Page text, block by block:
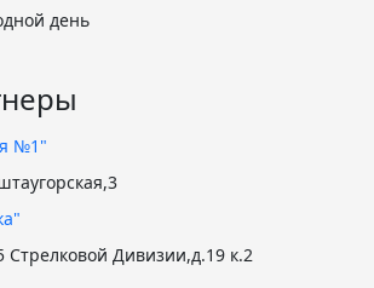
день
№1"
Стрелковой Дивизии,д.19 к.2